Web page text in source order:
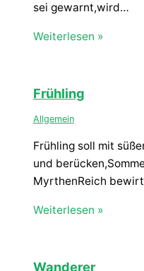
sei gewarnt,wird…
Weiterlesen »
Frühling
Allgemein
Frühling soll mit
und
MyrthenReich
Weiterlesen »
Wanderer